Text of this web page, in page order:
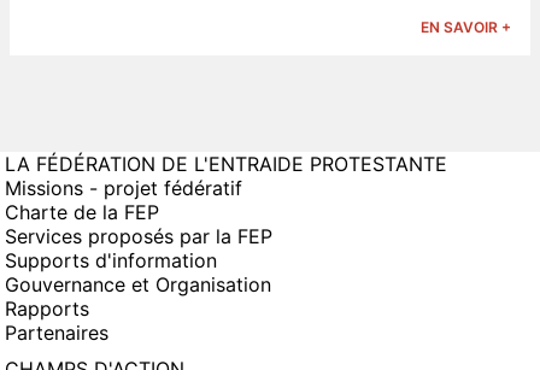
EN SAVOIR +
LA FÉDÉRATION DE L'ENTRAIDE PROTESTANTE
Missions - projet fédératif
Charte de la FEP
Services proposés par la FEP
Supports d'information
Gouvernance et Organisation
Rapports
Partenaires